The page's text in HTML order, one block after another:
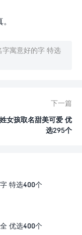
字寓意好的字 特选
下一篇
女孩取名甜美可爱 优
选295个
特选400个
优选400个